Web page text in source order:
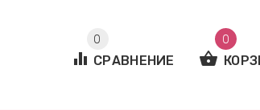
shopping_basket
0
equalizer СРАВНЕНИЕ
0